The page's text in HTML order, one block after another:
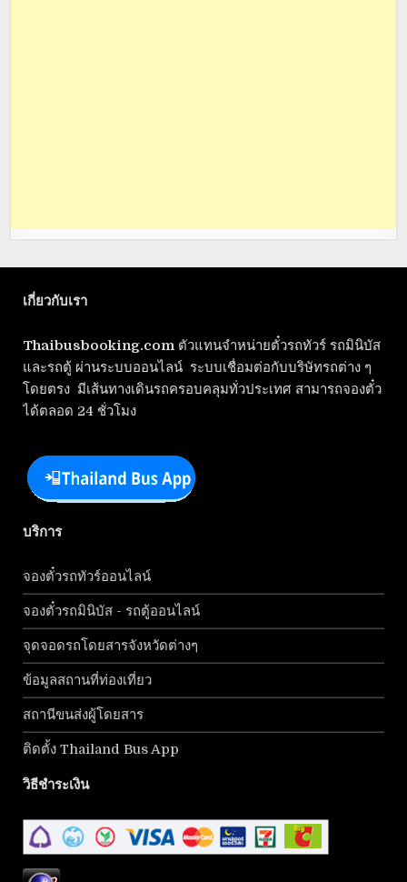
เกี่ยวกับเรา
Thaibusbooking.com ตัวแทนจำหน่ายตั๋วรถทัวร์ รถมินิบัส
และรถตู้ ผ่านระบบออนไลน์ ระบบเชื่อมต่อกับบริษัทรถต่าง ๆ
โดยตรง มีเส้นทางเดินรถครอบคลุมทั่วประเทศ สามารถจองตั๋ว
ได้ตลอด 24 ชั่วโมง
บริการ
จองตั๋วรถทัวร์ออนไลน์
จองตั๋วรถมินิบัส - รถตู้ออนไลน์
จุดจอดรถโดยสารจังหวัดต่างๆ
ข้อมูลสถานที่ท่องเที่ยว
สถานีขนส่งผู้โดยสาร
ติดตั้ง Thailand Bus App
วิธีชำระเงิน